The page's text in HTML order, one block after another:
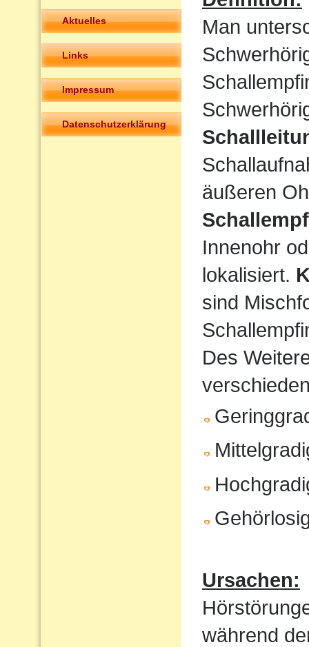
Aktuelles
Links
Impressum
Datenschutzerklärung
Man
äußeren
Innenohr
lokalisiert.
sind
Des
Ursachen:
während